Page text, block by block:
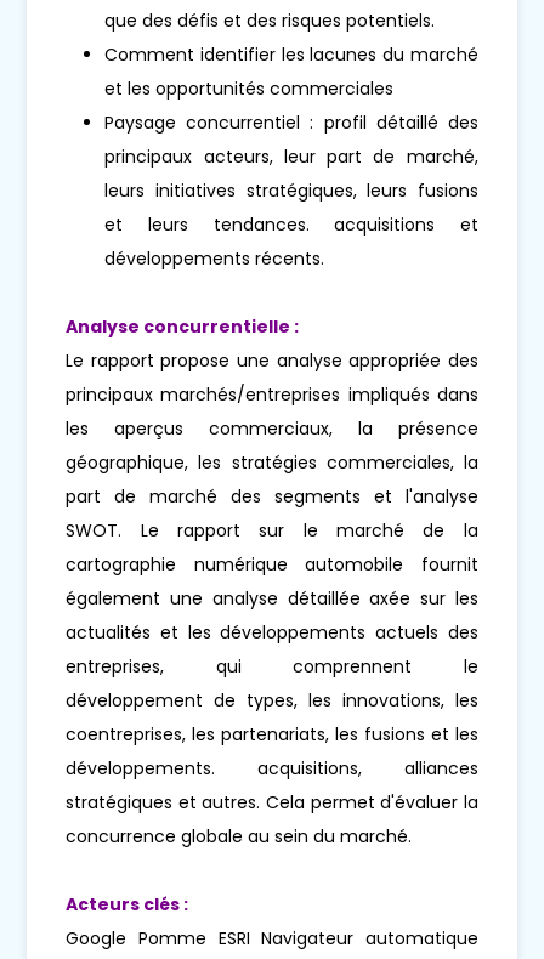
que des défis et des risques potentiels.
Comment identifier les lacunes du marché
et les opportunités commerciales
Paysage concurrentiel : profil détaillé des
principaux acteurs, leur part de marché,
leurs initiatives stratégiques, leurs fusions
et leurs tendances. acquisitions et
développements récents.
Analyse concurrentielle :
Le rapport propose une analyse appropriée des
principaux marchés/entreprises impliqués dans
les aperçus commerciaux, la présence
géographique, les stratégies commerciales, la
part de marché des segments et l'analyse
SWOT. Le rapport sur le marché de la
cartographie numérique automobile fournit
également une analyse détaillée axée sur les
actualités et les développements actuels des
entreprises, qui comprennent le
développement de types, les innovations, les
coentreprises, les partenariats, les fusions et les
développements. acquisitions, alliances
stratégiques et autres. Cela permet d'évaluer la
concurrence globale au sein du marché.
Acteurs clés :
Google Pomme ESRI Navigateur automatique